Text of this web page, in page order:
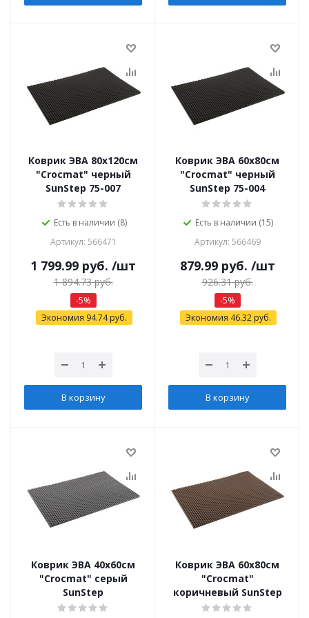
Коврик ЭВА 80х120см
"Crocmat" черный
SunStep 75-007
Есть в наличии (8)
Артикул: 566471
1 799.99 руб. /шт
1 894.73руб.
-5%
Экономия 94.74руб.
В корзину
Коврик ЭВА 60х80см
"Crocmat" черный
SunStep 75-004
Есть в наличии (15)
Артикул: 566469
879.99руб. /шт
926.31руб.
-5%
Экономия 46.32 руб.
В корзину
Коврик ЭВА 40х60см
"Crocmat" серый
SunStep
Коврик ЭВА 60х80см
"Crocmat"
коричневый SunStep